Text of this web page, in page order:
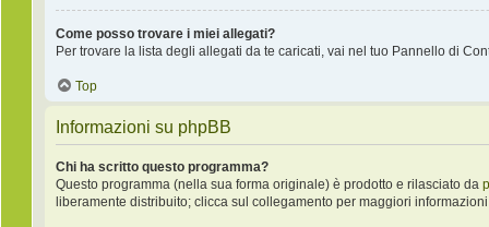
Come posso trovare i miei allegati?
Per trovare la lista degli allegati da te caricati, vai nel tuo Pannello di
Top
Informazioni su phpBB
Chi ha scritto questo programma?
Questo programma (nella sua forma originale) è prodotto e rilasciato da
liberamente distribuito; clicca sul collegamento per maggiori